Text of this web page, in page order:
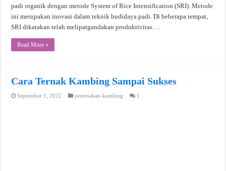
padi organik dengan metode System of Rice Intensification (SRI). Metode
ini merupakan inovasi dalam teknik budidaya padi. Di beberapa tempat,
SRI dikatakan telah melipatgandakan produktivitas …
Read More »
Cara Ternak Kambing Sampai Sukses
September 1, 2022 peternakan-kambing 1